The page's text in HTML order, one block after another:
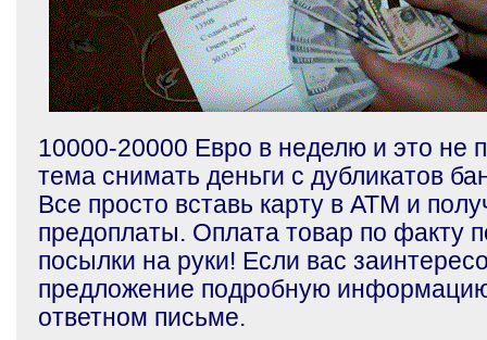
10000-20000 Евро в неделю и это не
тема снимать деньги с дубликатов
Все просто вставь карту в АТМ и
предоплаты. Оплата товар по факту
посылки на руки! Если вас
предложение подробную
ответном письме.